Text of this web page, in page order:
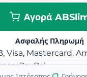
Αγορά
Ασφαλής Πληρωμή